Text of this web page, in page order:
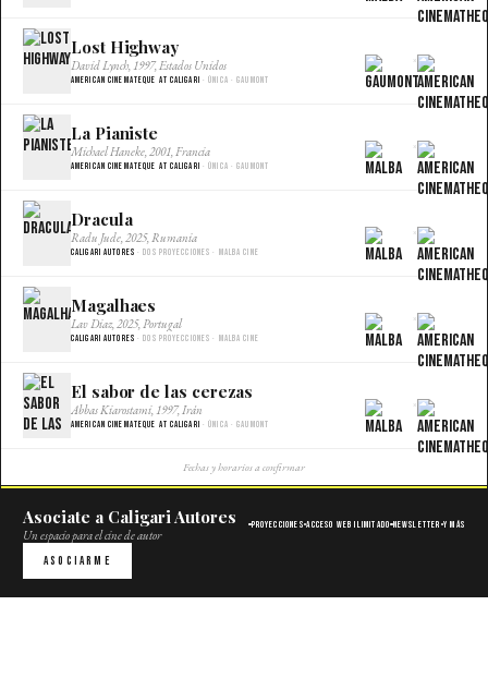
Lost Highway
David Lynch, 1997, Estados Unidos
American Cinemateque at Caligari · Única · Gaumont
×
La Pianiste
Michael Haneke, 2001, Francia
American Cinemateque at Caligari · Única · Gaumont
×
Dracula
Radu Jude, 2025, Rumania
Caligari Autores · Dos proyecciones · Malba Cine
×
Magalhaes
Lav Diaz, 2025, Portugal
Caligari Autores · Dos proyecciones · Malba Cine
×
El sabor de las cerezas
Abbas Kiarostami, 1997, Irán
American Cinemateque at Caligari · Única · Gaumont
×
Fechas y horarios a confirmar
Asociate a Caligari Autores
Un espacio para el cine de autor
Proyecciones Acceso web ilimitado Newsletter Y más
Asociarme